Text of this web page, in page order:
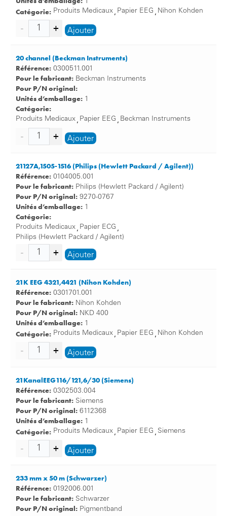
Catégorie: Produits Medicaux , Papier EEG , Nihon Kohden
Ajouter
20 channel (Beckman Instruments)
Référence: 0300511.001
Pour le fabricant: Beckman Instruments
Pour P/N original:
Unités d’emballage: 1
Catégorie:
Produits Medicaux , Papier EEG , Beckman Instruments
Ajouter
21127A,1505-1516 (Philips (Hewlett Packard / Agilent))
Référence: 0104005.001
Pour le fabricant: Philips (Hewlett Packard / Agilent)
Pour P/N original: 9270-0767
Unités d’emballage: 1
Catégorie:
Produits Medicaux , Papier ECG ,
Philips (Hewlett Packard / Agilent)
Ajouter
21K EEG 4321,4421 (Nihon Kohden)
Référence: 0301701.001
Pour le fabricant: Nihon Kohden
Pour P/N original: NKD 400
Unités d’emballage: 1
Catégorie: Produits Medicaux , Papier EEG , Nihon Kohden
Ajouter
21KanalEEG116/121,6/30 (Siemens)
Référence: 0302503.004
Pour le fabricant: Siemens
Pour P/N original: 6112368
Unités d’emballage: 1
Catégorie: Produits Medicaux , Papier EEG , Siemens
Ajouter
233 mm x 50 m (Schwarzer)
Référence: 0192006.001
Pour le fabricant: Schwarzer
Pour P/N original: Pigmentband